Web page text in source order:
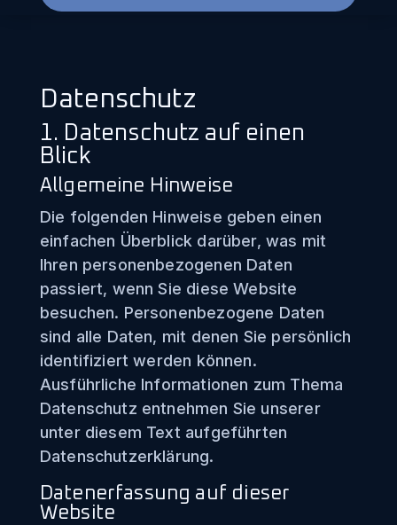
Datenschutz
1. Datenschutz auf einen
Blick
Allgemeine Hinweise
Die folgenden Hinweise geben einen
einfachen Überblick darüber, was mit
Ihren personenbezogenen Daten
passiert, wenn Sie diese Website
besuchen. Personenbezogene Daten
sind alle Daten, mit denen Sie persönlich
identifiziert werden können.
Ausführliche Informationen zum Thema
Datenschutz entnehmen Sie unserer
unter diesem Text aufgeführten
Datenschutzerklärung.
Datenerfassung auf dieser
Website